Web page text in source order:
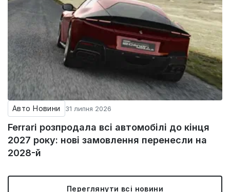
Авто Новини 31 липня 2026
Ferrari розпродала всі автомобілі до кінця
2027 року: нові замовлення перенесли на
2028-й
Переглянути всі новини